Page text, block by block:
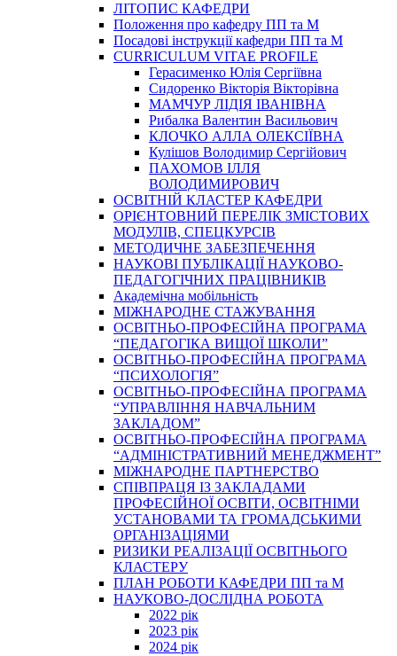
ЛІТОПИС КАФЕДРИ
Положення про кафедру ПП та М
Посадові інструкції кафедри ПП та М
CURRICULUM VITAE PROFILE
Герасименко Юлія Сергіївна
Сидоренко Вікторія Вікторівна
МАМЧУР ЛІДІЯ ІВАНІВНА
Рибалка Валентин Васильович
КЛОЧКО АЛЛА ОЛЕКСІЇВНА
Кулішов Володимир Сергійович
ПАХОМОВ ІЛЛЯ
ВОЛОДИМИРОВИЧ
ОСВІТНІЙ КЛАСТЕР КАФЕДРИ
ОРІЄНТОВНИЙ ПЕРЕЛІК ЗМІСТОВИХ
МОДУЛІВ, СПЕЦКУРСІВ
МЕТОДИЧНЕ ЗАБЕЗПЕЧЕННЯ
НАУКОВІ ПУБЛІКАЦІЇ НАУКОВО-
ПЕДАГОГІЧНИХ ПРАЦІВНИКІВ
Академічна мобільність
МІЖНАРОДНЕ СТАЖУВАННЯ
ОСВІТНЬО-ПРОФЕСІЙНА ПРОГРАМА
“ПЕДАГОГІКА ВИЩОЇ ШКОЛИ”
ОСВІТНЬО-ПРОФЕСІЙНА ПРОГРАМА
“ПСИХОЛОГІЯ”
ОСВІТНЬО-ПРОФЕСІЙНА ПРОГРАМА
“УПРАВЛІННЯ НАВЧАЛЬНИМ
ЗАКЛАДОМ”
ОСВІТНЬО-ПРОФЕСІЙНА ПРОГРАМА
“АДМІНІСТРАТИВНИЙ МЕНЕДЖМЕНТ”
МІЖНАРОДНЕ ПАРТНЕРСТВО
СПІВПРАЦЯ ІЗ ЗАКЛАДАМИ
ПРОФЕСІЙНОЇ ОСВІТИ, ОСВІТНІМИ
УСТАНОВАМИ ТА ГРОМАДСЬКИМИ
ОРГАНІЗАЦІЯМИ
РИЗИКИ РЕАЛІЗАЦІЇ ОСВІТНЬОГО
КЛАСТЕРУ
ПЛАН РОБОТИ КАФЕДРИ ПП та М
НАУКОВО-ДОСЛІДНА РОБОТА
2022 рік
2023 рік
2024 рік